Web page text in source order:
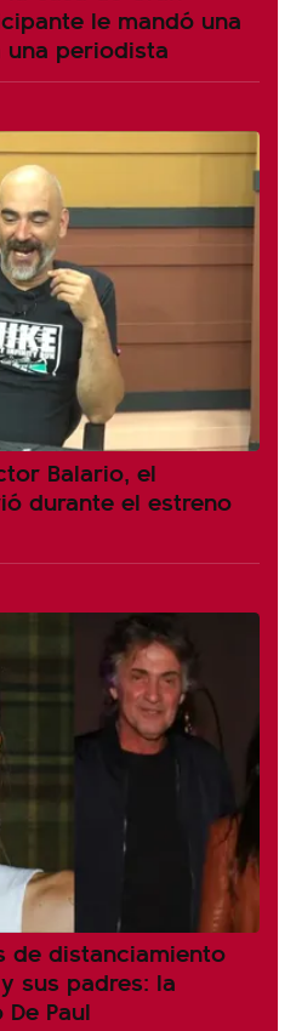
le mandó una
periodista
Balario, el
durante el estreno
de distanciamiento
sus padres: la
Paul